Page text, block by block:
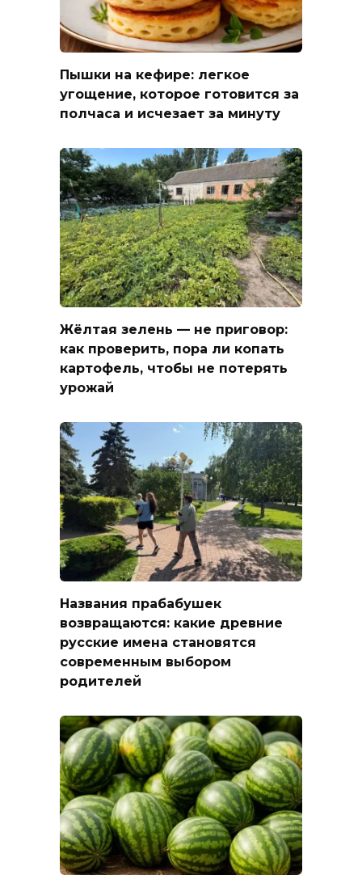
Пышки на кефире: легкое
угощение, которое готовится за
полчаса и исчезает за минуту
Жёлтая зелень — не приговор:
как проверить, пора ли копать
картофель, чтобы не потерять
урожай
Названия прабабушек
возвращаются: какие древние
русские имена становятся
современным выбором
родителей